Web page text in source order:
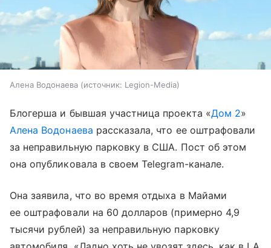
Алена Водонаева источник: Legion-Media
Блогерша и бывшая участница проекта «Дом 2»
Алена Водонаева рассказала, что ее оштрафовали
за неправильную парковку в США. Пост об этом
она опубликовала в своем Telegram-канале.
Она заявила, что во время отдыха в Майами
ее оштрафовали на 60 долларов (примерно 4,9
тысячи рублей) за неправильную парковку